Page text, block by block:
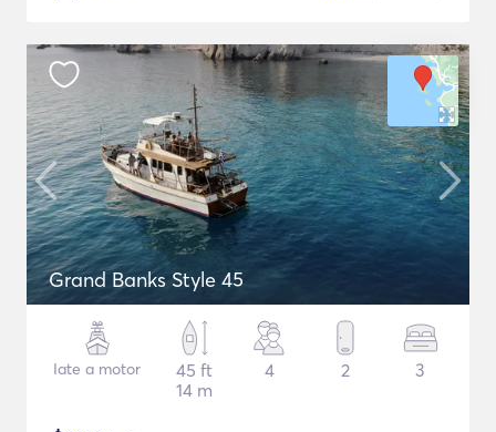
Grand Banks Style 45
Iate a motor
45 ft
14 m
4 2 3